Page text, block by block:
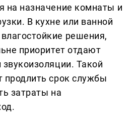
на назначение комнаты и
В кухне или ванной
решения,
приоритет отдают
звукоизоляции. Такой
продлить срок службы
затраты на